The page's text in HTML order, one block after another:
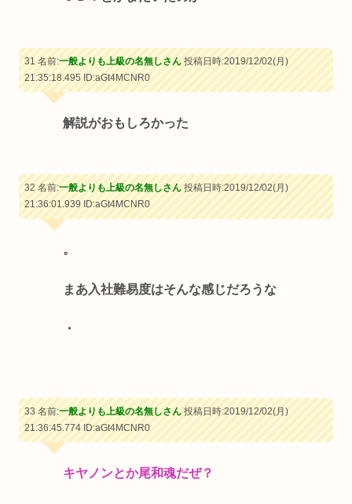
31 名前:一般よりも上級の名無しさん投稿日時:2019/12/02(月)
21:35:18.495ID:aGt4MCNR0
解説がおもしろかった
32 名前:一般よりも上級の名無しさん投稿日時:2019/12/02(月)
21:36:01.939ID:aGt4MCNR0
。
まあ入社難易度はそんな感じだろうな
・
33 名前:一般よりも上級の名無しさん投稿日時:2019/12/02(月)
21:36:45.774ID:aGt4MCNR0
キヤノンとか尾和魂だぜ？